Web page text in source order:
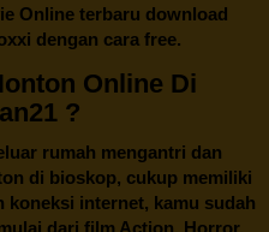
Online terbaru download
dengan cara free.
Online Di
?
rumah mengantri dan
di bioskop, cukup memiliki
koneksi internet, kamu sudah
dari film Action, Horror,